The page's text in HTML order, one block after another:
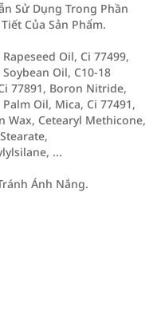
Sử Dụng Trong Phần
Của Sản Phẩm.
Oil, Ci 77499,
Oil, C10-18
77891, Boron Nitride,
Oil, Mica, Ci 77491,
Wax, Cetearyl Methicone,
...
Ánh Nắng.